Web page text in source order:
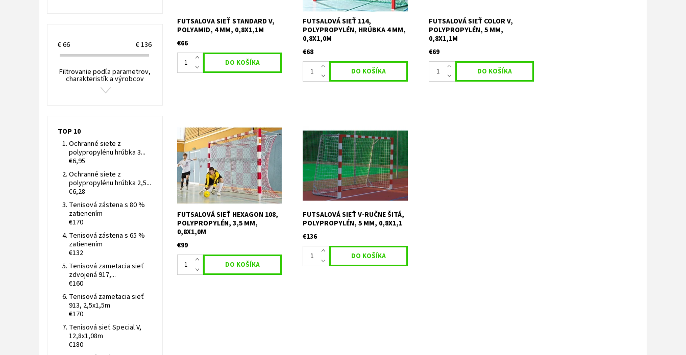
FUTSALOVA SIEŤ STANDARD V,
POLYAMID, 4 MM, 0,8X1,1M
€66
FUTSALOVÁ SIEŤ 114,
POLYPROPYLÉN, HRÚBKA 4 MM,
0,8X1,0M
€68
FUTSALOVÁ SIEŤ COLOR V,
POLYPROPYLÉN, 5 MM,
0,8X1,1M
€69
Rozmery: šírka/výška - 3,1*2,1 m
Horná hĺbka/dolná hĺbka - 0,8*1,0
m Materiál - polypropylén, hrúbka
3,5 mm Veľkosť oka: 12 cm Farba
1: biela/zelená Farba 2:
biela/modrá Farba 3:...
FUTSALOVÁ SIEŤ HEXAGON 108,
POLYPROPYLÉN, 3,5 MM,
0,8X1,0M
€99
Rozmery: šírka/výška - 3,1*2,1 m
Horná hĺbka/dolná hĺbka - 0,8*1,1
m Materiál - polypropylén, hrúbka
5 mm Veľkosť oka: 12 cm Farba :
biela
FUTSALOVÁ SIEŤ V-RUČNE ŠITÁ,
POLYPROPYLÉN, 5 MM, 0,8X1,1
€136
€66 €136
Filtrovanie podľa parametrov,
charakteristík a výrobcov
TOP 10
Ochranné siete z
polypropylénu hrúbka 3...
€6,95
Ochranné siete z
polypropylénu hrúbka 2,5...
€6,28
Tenisová zástena s 80 %
zatienením
€170
Tenisová zástena s 65 %
zatienením
€132
Tenisová zametacia sieť
zdvojená 917,...
€160
Tenisová zametacia sieť
913, 2,5x1,5m
€170
Tenisová sieť Special V,
12,8x1,08m
€180